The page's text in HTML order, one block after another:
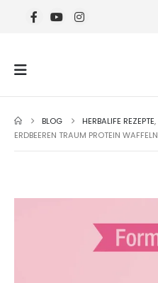
BLOG HERBALIFE REZEPTE,
ERDBEEREN TRAUM PROTEIN WAFFELN